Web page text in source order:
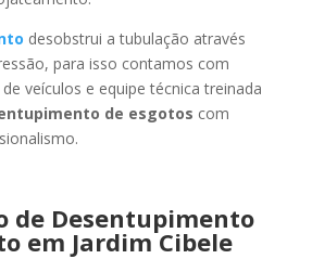
desobstrui a tubulação através
para isso contamos com
veículos e equipe técnica treinada
de esgotos com
de Desentupimento
em Jardim Cibele